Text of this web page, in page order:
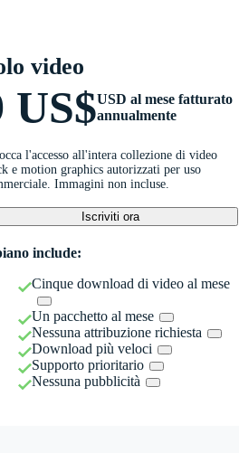
video
US$USD al mese fatturato
annualmente
l'accesso all'intera collezione di video
e motion graphics autorizzati per uso
Immagini non incluse.
Iscriviti ora
include:
Cinque download di video al mese
Un pacchetto al mese
Nessuna attribuzione richiesta
Download più veloci
Supporto prioritario
Nessuna pubblicità